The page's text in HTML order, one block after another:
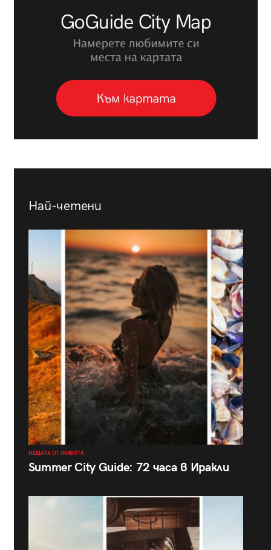
Най-четени
НЕЩАТА ОТ ЖИВОТА
Summer City Guide: 72 часа в Иракли